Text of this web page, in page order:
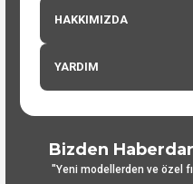
HAKKIMIZDA
YARDIM
Bizden
"Yeni modellerden ve özel